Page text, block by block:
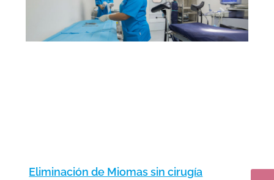
Si tiene endometriosis, puede ser más difícil
quedar embarazada. Entre un 30 % a un 50 %
Causa inflamación en las estructuras de la
Eliminación de Miomas sin cirugía